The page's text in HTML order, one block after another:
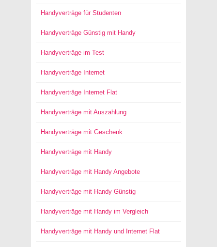
Handyverträge für Studenten
Handyverträge Günstig mit Handy
Handyverträge im Test
Handyverträge Internet
Handyverträge Internet Flat
Handyverträge mit Auszahlung
Handyverträge mit Geschenk
Handyverträge mit Handy
Handyverträge mit Handy Angebote
Handyverträge mit Handy Günstig
Handyverträge mit Handy im Vergleich
Handyverträge mit Handy und Internet Flat